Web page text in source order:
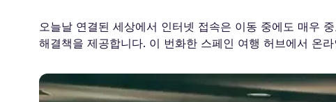
오늘날 연결된 세상에서 인터넷 접속은 이동 중에도 매우
해결책을 제공합니다. 이 번화한 스페인 여행 허브에서 온